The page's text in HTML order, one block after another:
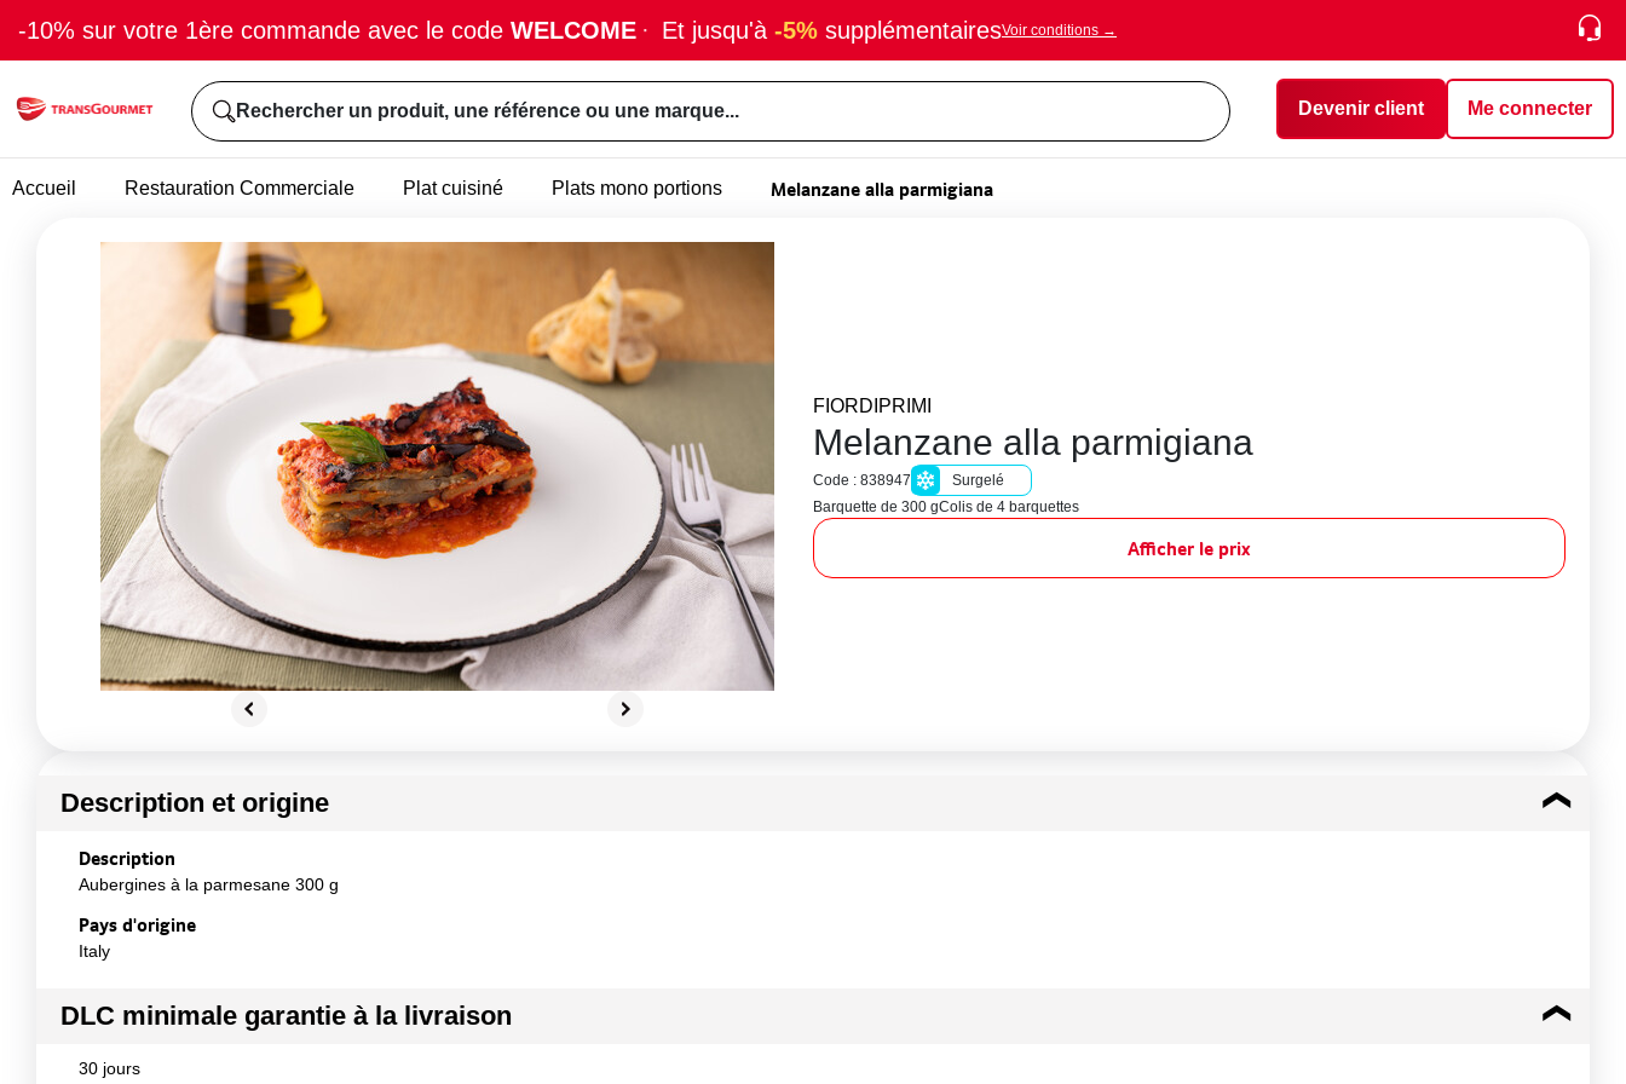
-10% sur votre 1ère commande avec le code WELCOME · Et jusqu'à -5% supplémentairesVoir conditions →
Rechercher un produit, une référence ou une marque... Devenir client Me connecter
Accueil Restauration Commerciale Plat cuisiné Plats mono portions Melanzane alla parmigiana
FIORDIPRIMI
Melanzane alla parmigiana
Code : 838947
Surgelé
Barquette de 300 gColis de 4 barquettes
Afficher le prix
Description et origine
Description
Aubergines à la parmesane 300 g
Pays d'origine
Italy
DLC minimale garantie à la livraison
30 jours